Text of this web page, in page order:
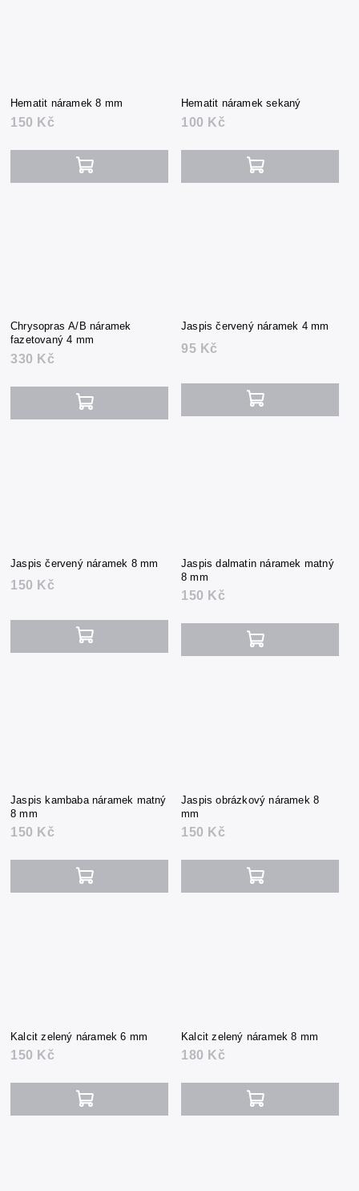
Hematit náramek 8 mm
150 Kč
Hematit náramek sekaný
100 Kč
Chrysopras A/B náramek
fazetovaný 4 mm
330 Kč
Jaspis červený náramek 4 mm
95 Kč
Jaspis červený náramek 8 mm
150 Kč
Jaspis dalmatin náramek matný
8 mm
150 Kč
Jaspis kambaba náramek matný
8 mm
150 Kč
Jaspis obrázkový náramek 8
mm
150 Kč
Kalcit zelený náramek 6 mm
150 Kč
Kalcit zelený náramek 8 mm
180 Kč